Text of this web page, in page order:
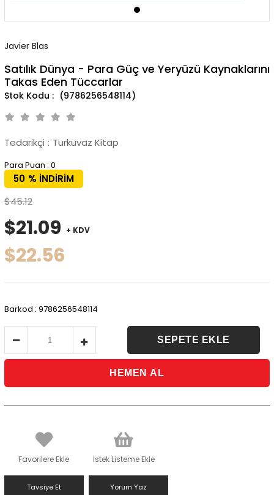
Javier Blas
Satılık Dünya - Para Güç ve Yeryüzü Kaynaklarını
Takas Eden Tüccarlar
(9786256548114)
Tedarikçi : Turkuvaz Kitap
Para Puan : 0
%
50
İNDIRIM
$45.12
$21.09 + KDV
$22.56
Barkod : 9786256548114
Favorilere Ekle İstek Listeme Ekle
Tavsiye Et Yorum Yaz